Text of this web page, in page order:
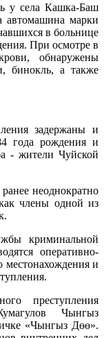
у села Кашка-Баш
автомашина марки
в больнице
При осмотре в
обнаружены
бинокль, а также
задержаны и
года рождения и
- жители Чуйской
неоднократно
члены одной из
криминальной
оперативно-
местонахождения и
преступления
Чынгыз
«Чынгыз Дөө».